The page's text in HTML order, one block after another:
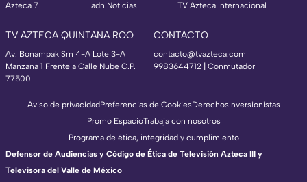
Azteca 7
adn Noticias
TV Azteca Internacional
TV AZTECA QUINTANA ROO
Av. Bonampak Sm 4-A Lote 3-A
Manzana 1 Frente a Calle Nube C.P.
77500
CONTACTO
contacto@tvazteca.com
9983644712 | Conmutador
Aviso de privacidadPreferencias de CookiesDerechosInversionistas
Promo EspacioTrabaja con nosotros
Programa de ética, integridad y cumplimiento
Defensor de Audiencias y Código de Ética de Televisión Azteca III y
Televisora del Valle de México